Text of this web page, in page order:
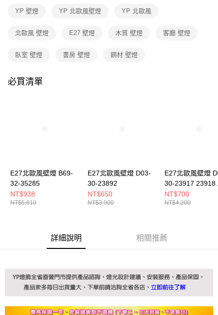
３．收到繳費通知簡訊後14天內，點擊此簡訊中的連結，可透過四大超商／
※ 請注意：結帳手續完成當下不需立刻繳費，但若您需要取消訂單，請聯絡
※ 交易是否成功請以「AFTEE先享後付 」之結帳頁面顯示為準，若有關於
４．使用「AFTEE先享後付」時，將依據個別帳號之用戶狀況，依本公司即
時審查核予不同之上限額度；若仍有額度不足之情形，本公司將視審查結果
５．嚴禁一人註冊多個帳號或使用他人資訊註冊。若發現惡意使用之情形，
恩沛科技股份有限公司將有權停止該用戶之使用額度並採取法律行動。
YP 壁燈 YP 北歐風壁燈 YP 北歐風
北歐風 壁燈 E27 壁燈 木質 壁燈 客廳 壁燈
臥室 壁燈 書房 壁燈 鋼材 壁燈
必買清單
E27北歐風壁燈 B69-
32-35285
NT$938
NT$5,610
E27北歐風壁燈 D03-
30-23892
NT$650
NT$3,900
E27北歐風壁燈
30-23917 23918
23919 239110
239111
NT$700
NT$4,200
詳細說明 相關推薦